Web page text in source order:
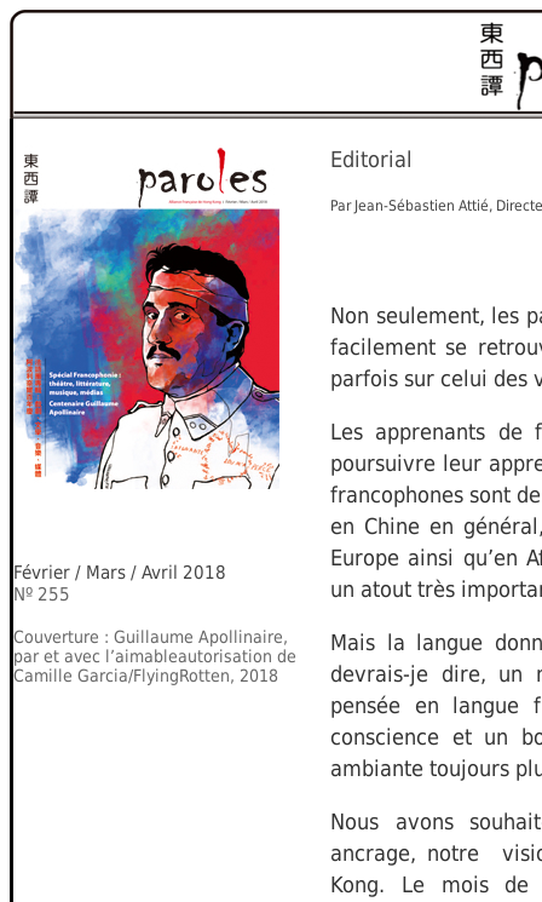
Février / Mars / Avril 2018
Nº 255
Couverture : Guillaume Apollinaire,
par et avec l’aimableautorisation de
Camille Garcia/FlyingRotten, 2018
Editorial
Par Jean-Sébastien Attié,
Non seulement, les
facilement se
parfois sur celui des
Les apprenants de
poursuivre leur
francophones sont
en Chine en
Europe ainsi qu’en
un atout très
Mais la langue
devrais-je dire, un
pensée en langue
conscience et un
ambiante toujours
Nous avons
ancrage, notre
Kong. Le mois